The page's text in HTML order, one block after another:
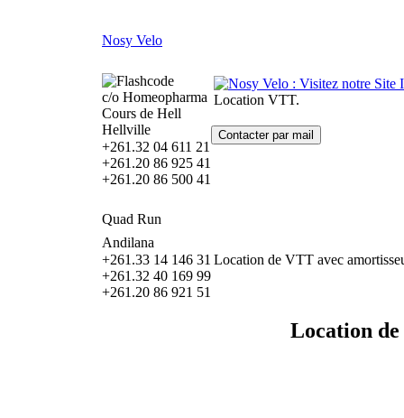
Nosy Velo
c/o Homeopharma
Cours de Hell
Hellville
+261.32 04 611 21
+261.20 86 925 41
+261.20 86 500 41
Location VTT.
Quad Run
Andilana
+261.33 14 146 31
+261.32 40 169 99
+261.20 86 921 51
Location de VTT avec
Location